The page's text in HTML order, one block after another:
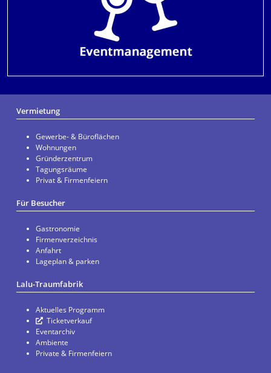
Vermietung
Gewerbe- & Büroflächen
Wohnungen
Gründerzentrum
Tagungsräume
Privat & Firmenfeiern
Für Besucher
Gastronomie
Firmenverzeichnis
Anfahrt
Lageplan & parken
Lalu-Traumfabrik
Aktuelles Programm
Ticketverkauf
Eventarchiv
Ambiente
Private & Firmenfeiern